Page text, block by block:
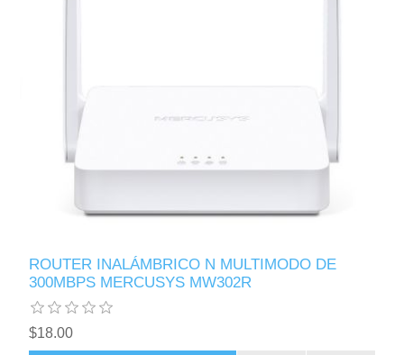
ROUTER INALÁMBRICO N MULTIMODO DE
300MBPS MERCUSYS MW302R
$18.00